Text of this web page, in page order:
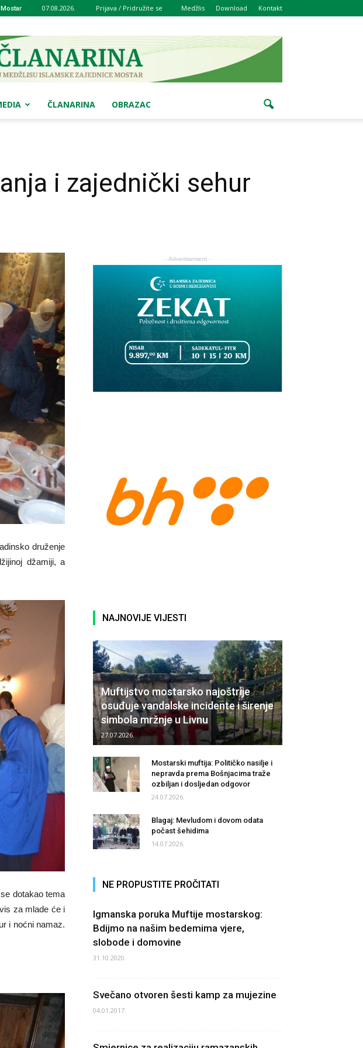
Mostar 07.08.2026. Prijava / Pridružite se Medžlis Download Kontakt
ČLANARINA OBRAZAC
i zajednički sehur
druženje
džamiji, a
dotakao tema
za mlade će i
i noćni namaz.
- Advertisement -
NAJNOVIJE VIJESTI
Muftijstvo mostarsko najoštrije
osuđuje vandalske incidente i širenje
simbola mržnje u Livnu
27.07.2026.
Mostarski muftija: Političko nasilje i
nepravda prema Bošnjacima traže
ozbiljan i dosljedan odgovor
24.07.2026.
Blagaj: Mevludom i dovom odata
počast šehidima
14.07.2026.
NE PROPUSTITE PROČITATI
Igmanska poruka Muftije mostarskog:
Bdijmo na našim bedemima vjere,
slobode i domovine
31.10.2020.
Svečano otvoren šesti kamp za mujezine
04.01.2017.